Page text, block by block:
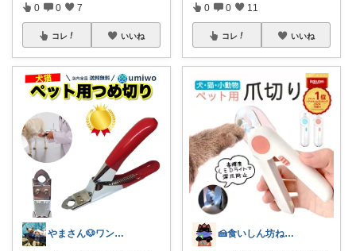
0 0 7
コレ いいね
やまさん🐶ワンコとキャンプ🔥
0 0 11
コレ いいね
🍰食いしん坊ねっこ🍩毎日タロット占い